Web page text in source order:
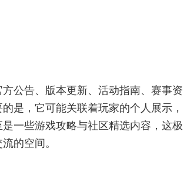
公告、版本更新、活动指南、赛事资
是，它可能关联着玩家的个人展示，
一些游戏攻略与社区精选内容，这极
的空间。